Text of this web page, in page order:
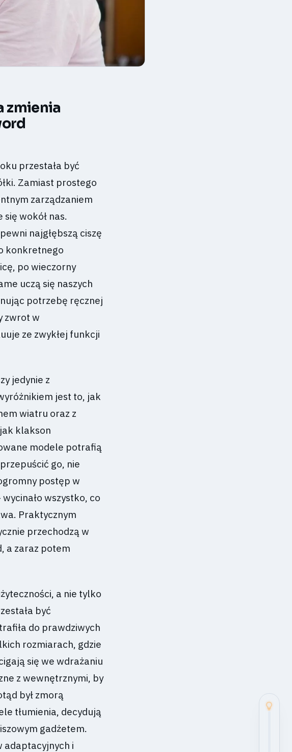
zmienia
przestała być
Zamiast prostego
zarządzaniem
wokół nas.
najgłębszą ciszę
konkretnego
po wieczorny
uczą się naszych
potrzebę ręcznej
zwrot w
ze zwykłej funkcji
jedynie z
jest to, jak
wiatru oraz z
klakson
modele potrafią
go, nie
postęp w
wszystko, co
Praktycznym
przechodzą w
a zaraz potem
a nie tylko
być
do prawdziwych
rozmiarach, gdzie
się we wdrażaniu
z wewnętrznymi, by
był zmorą
tłumienia, decydują
gadżetem.
i